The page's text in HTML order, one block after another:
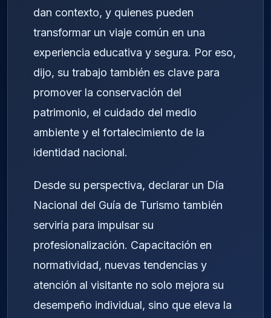
dan contexto, y quienes pueden
transformar un viaje común en una
experiencia educativa y segura. Por eso,
dijo, su trabajo también es clave para
promover la conservación del
patrimonio, el cuidado del medio
ambiente y el fortalecimiento de la
identidad nacional.
Desde su perspectiva, declarar un Día
Nacional del Guía de Turismo también
serviría para impulsar su
profesionalización. Capacitación en
normatividad, nuevas tendencias y
atención al visitante no solo mejora su
desempeño individual, sino que eleva la